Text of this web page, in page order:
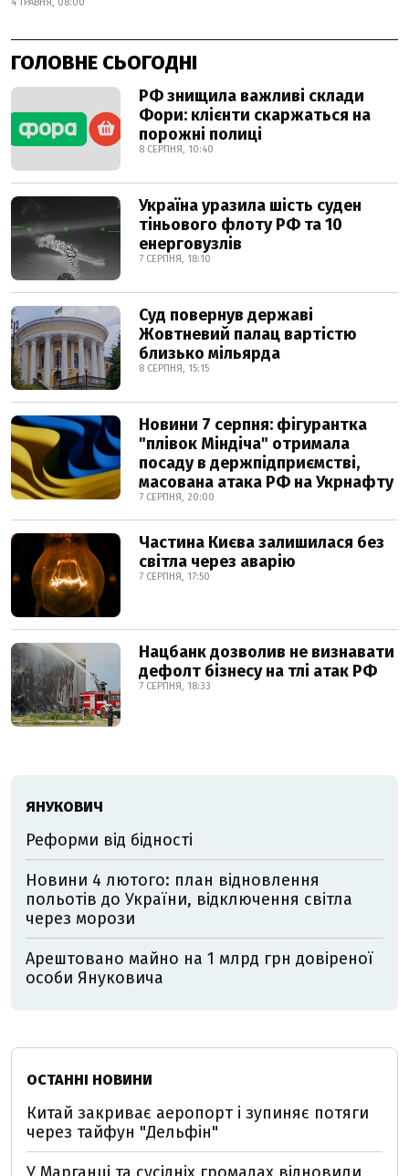
ГОЛОВНЕ СЬОГОДНІ
РФ знищила важливі склади
Фори: клієнти скаржаться на
порожні полиці
8 СЕРПНЯ, 10:40
Україна уразила шість суден
тіньового флоту РФ та 10
енерговузлів
7 СЕРПНЯ, 18:10
Суд повернув державі
Жовтневий палац вартістю
близько мільярда
8 СЕРПНЯ, 15:15
Новини 7 серпня: фігурантка
"плівок Міндіча" отримала
посаду в держпідприємстві,
масована атака РФ на Укрнафту
7 СЕРПНЯ, 20:00
Частина Києва залишилася без
світла через аварію
7 СЕРПНЯ, 17:50
Нацбанк дозволив не визнавати
дефолт бізнесу на тлі атак РФ
7 СЕРПНЯ, 18:33
ЯНУКОВИЧ
Реформи від бідності
Новини 4 лютого: план відновлення
польотів до України, відключення світла
через морози
Арештовано майно на 1 млрд грн довіреної
особи Януковича
ОСТАННІ НОВИНИ
Китай закриває аеропорт і зупиняє потяги
через тайфун "Дельфін"